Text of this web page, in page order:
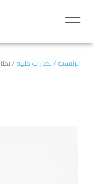
الرئيسية/نظارات طبية/